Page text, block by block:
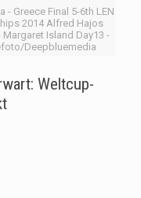
- Greece Final 5-6th LEN
2014 Alfred Hajos
Island Day13 -
Deepbluemedia
Weltcup-